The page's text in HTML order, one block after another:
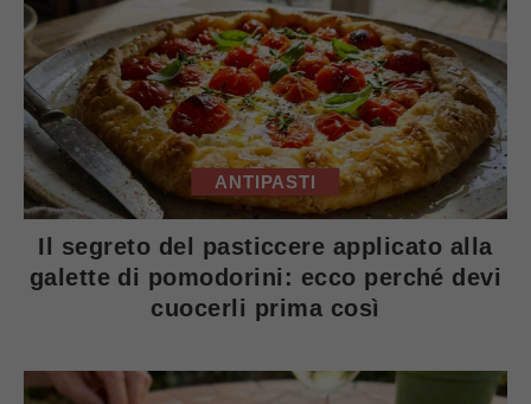
ANTIPASTI
Il segreto del pasticcere applicato alla
galette di pomodorini: ecco perché devi
cuocerli prima così